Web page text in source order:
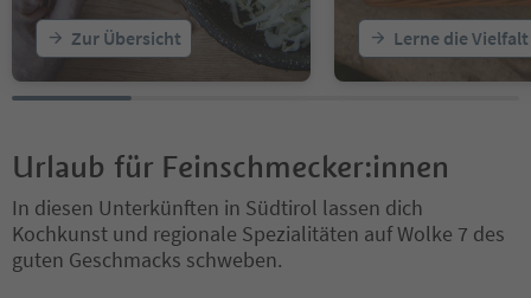
Zur Übersicht Lerne die
Urlaub für Feinschmecker:innen
In diesen Unterkünften in Südtirol lassen dich
Kochkunst und regionale Spezialitäten auf Wolke 7 des
guten Geschmacks schweben.